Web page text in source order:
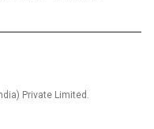
Private Limited.